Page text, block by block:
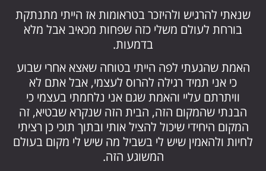
שנאתי להרגיש ולהיזכר בטראומות אז הייתי מתנתקת
בורחת לעולם משלי כזה שפחות מכאיב אבל מלא
בדמעות.
האמת שהגעתי לפה הייתי בטוחה שאצא אחרי שבוע
כי אני תמיד רגילה להרוס לעצמי, אבל אתם לא
וויתרתם עליי והאמת שגם אני נלחמתי בעצמי כי
הבנתי שהמקום הזה, הבית הזה שנקרא שבטיא, זה
המקום היחידי שיכול להציל אותי ובתוך תוכי כן רציתי
לחיות ולהאמין שיש לי בשביל מה שיש לי מקום בעולם
המשוגע הזה.